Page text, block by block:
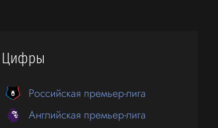
Цифры
Российская премьер-лига
Английская премьер-лига